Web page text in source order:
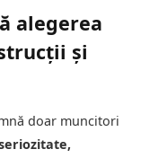
alegerea
și
doar muncitori